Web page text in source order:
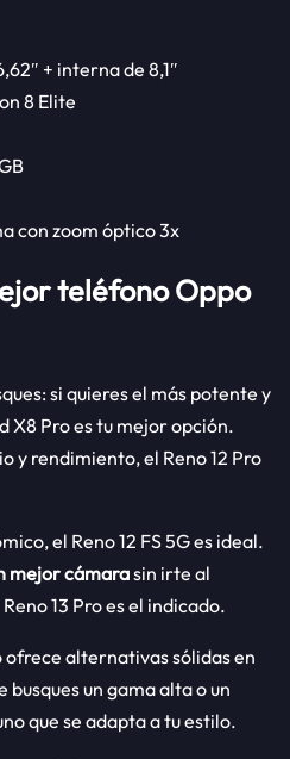
+ interna de 8,1″
8 Elite
con zoom óptico 3x
teléfono Oppo
si quieres el más potente y
X8 Pro es tu mejor opción.
y rendimiento, el Reno 12 Pro
el Reno 12 FS 5G es ideal.
mejor cámarasin irte al
13 Pro es el indicado.
ofrece alternativas sólidas en
busques un gama alta o un
que se adapta a tu estilo.